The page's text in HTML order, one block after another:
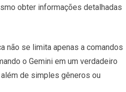
obter informações detalhadas
não se limita apenas a comandos
o Gemini em um verdadeiro
de simples gêneros ou